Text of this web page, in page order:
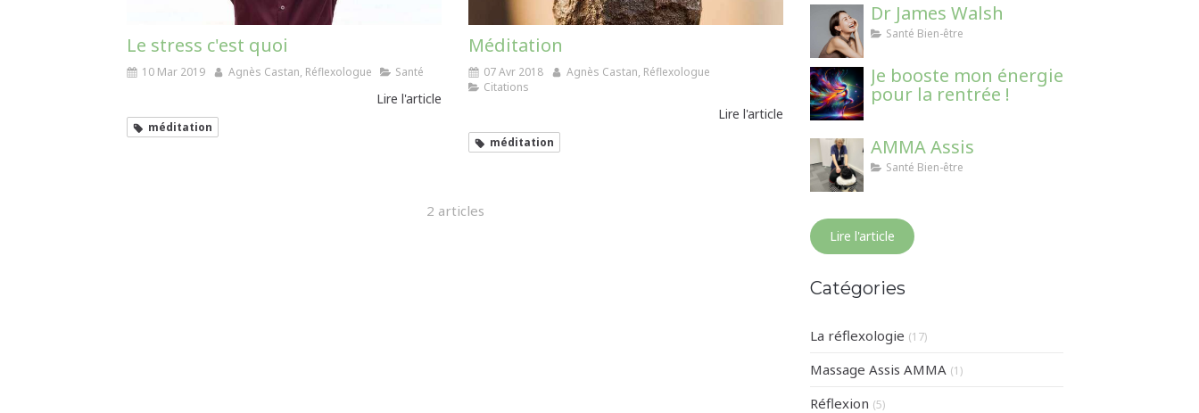
Le stress c'est quoi
10 Mar 2019 Agnès Castan, Réflexologue Santé
Lire l'article
méditation
Méditation
07 Avr 2018
Agnès Castan, Réflexologue
Citations
Lire l'article
méditation
2 articles
Dr James Walsh
Santé Bien-être
Je booste mon énergie
pour la rentrée !
AMMA Assis
Santé Bien-être
Lire l'article
Catégories
La réflexologie (17)
Massage Assis AMMA (1)
Réflexion (5)